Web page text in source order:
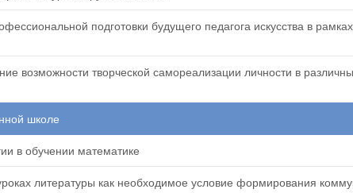
подготовки будущего педагога искусства в
возможности творческой самореализации личности в
школе
в обучении математике
литературы как необходимое условие формирования